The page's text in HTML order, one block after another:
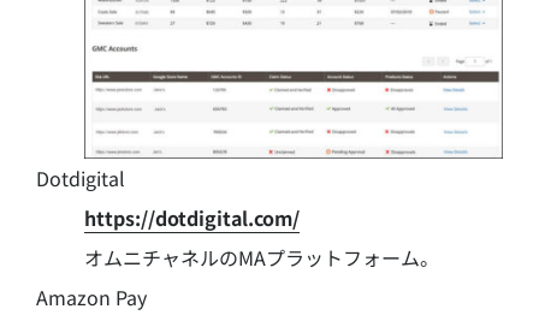
Dotdigital
https://dotdigital.com/
オムニチャネルのMAプラットフォーム。
Amazon Pay